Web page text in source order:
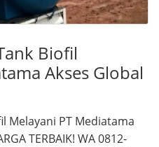
Biofil
Akses Global
Melayani PT Mediatama
TERBAIK! WA 0812-